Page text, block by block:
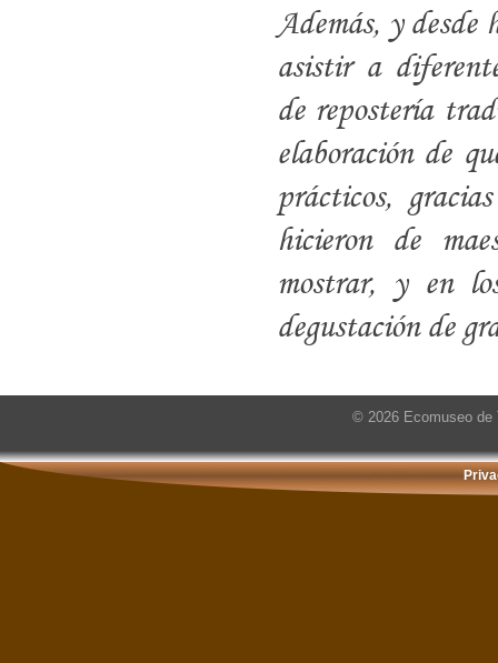
Además, y desde
asistir a
de repostería
elaboración de
prácticos,
hicieron de
mostrar, y en
degustación de
© 2026 Ecomuseo de